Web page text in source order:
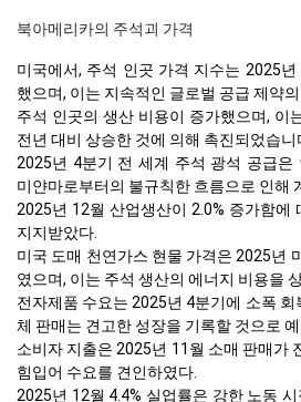
북아메리카의 주석괴 가격
미국에서, 주석 인곳 가격 지수는 2025
했으며, 이는 지속적인 글로벌 공급 제약
주석 인곳의 생산 비용이 증가했으며, 이
전년 대비 상승한 것에 의해 촉진되었습니
2025년 4분기 전 세계 주석 광석 공급은
미얀마로부터의 불규칙한 흐름으로 인해
2025년 12월 산업생산이 2.0% 증가함에
지지받았다.
미국 도매 천연가스 현물 가격은 2025년
였으며, 이는 주석 생산의 에너지 비용을
전자제품 수요는 2025년 4분기에 소폭 회
체 판매는 견고한 성장을 기록할 것으로
소비자 지출은 2025년 11월 소매 판매가
힘입어 수요를 견인하였다.
2025년 12월 4.4% 실업률은 강한 노동